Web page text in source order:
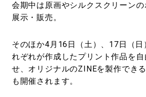
会期中は原画やシルクスクリーン
展示・販売。
そのほか4月16日（土）、17日（
れぞれが作成したプリント作品を
せ、オリジナルのZINEを製作でき
も開催されます。